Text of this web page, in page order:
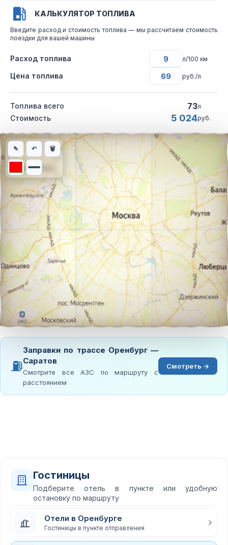
КАЛЬКУЛЯТОР ТОПЛИВА
Введите расход и стоимость топлива — мы рассчитаем стоимость
поездки для вашей машины
Расход топлива л/100 км
Цена топлива руб./л
Топлива всего 73л
Стоимость 5 024руб.
Интерактивная карта автомобильного маршрута из города
✎ ↶ 🗑
⛽
Заправки по трассе Оренбург —
Саратов
Смотрите все АЗС по маршруту с
расстоянием
Смотреть →
Гостиницы
Подберите отель в пункте или удобную
остановку по маршруту
Отели в Оренбурге
Гостиницы в пункте отправления